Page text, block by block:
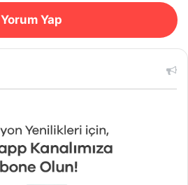
Yorum Yap